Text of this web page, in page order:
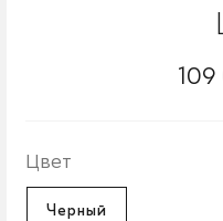
Цвет
Черный